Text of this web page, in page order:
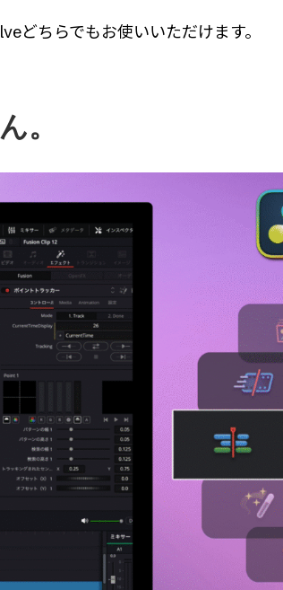
どちらでもお使いいただけます。
。